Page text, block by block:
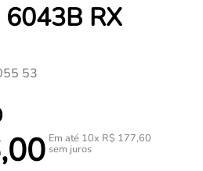
6043B RX
53
,00 Em até 10x R$ 177,60
sem juros